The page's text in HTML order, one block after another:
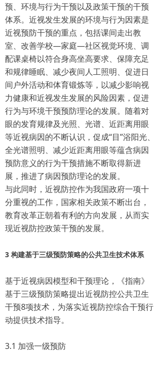
预、环境与行为干预以及政策干预的干预
体系。近视发生发展的环境与行为因素是
近视预防干预的重点，包括课间走出教
室、改善学校—家庭—社区视觉环境、调
配课桌椅以符合身高坐高要求、保障充足
和规律睡眠、减少夜间人工照明、促进日
间户外活动和体育锻炼等，以减少影响视
力健康和近视发生发展的风险因素，促进
行为与环境干预预防理论的发展。随着对
眼的发育规律及光照、光谱、近距离用眼
等近视病因的不断认识，促成“目”浴阳光、
全光谱照明、减少近距离用眼等蕴含病因
预防意义的行为干预措施不断取得新进
展，推进了病因预防理论的发展。
与此同时，近视防控作为我国政府一项十
分重视的工作，国家相关政策不断出台，
教育改革正朝着有利的方向发展，从而实
现近视防控政策干预的发展。
3 构建基于三级预防策略的公共卫生技术体系
基于近视病因模型和干预理论，《指南》
基于三级预防策略提出近视防控公共卫生
干预8项技术，为落实近视防控综合干预行
动提供技术指导。
3.1 加强一级预防